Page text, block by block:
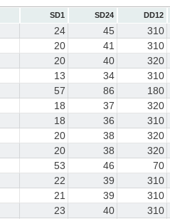
SD1 SD24 DD12
24 45 310
20 41 310
20 40 320
13 34 310
57 86 180
18 37 320
18 36 310
20 38 320
20 38 320
53 46 70
22 39 310
21 39 310
23 40 310